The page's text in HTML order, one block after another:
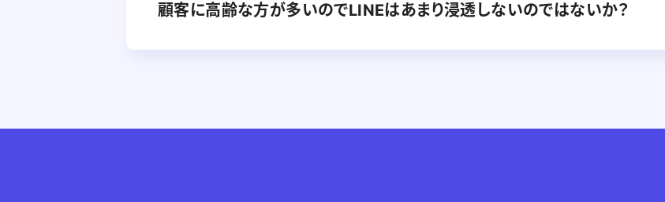
顧客に高齢な方が多いのでLINEはあまり浸透しないのではないか？